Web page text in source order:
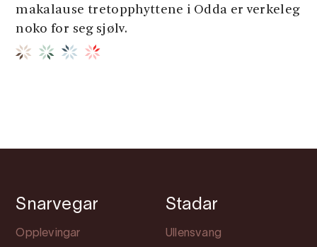
makalause tretopphyttene i Odda er verkeleg
noko for seg sjølv.
Snarvegar
Opplevingar
Stadar
Ullensvang